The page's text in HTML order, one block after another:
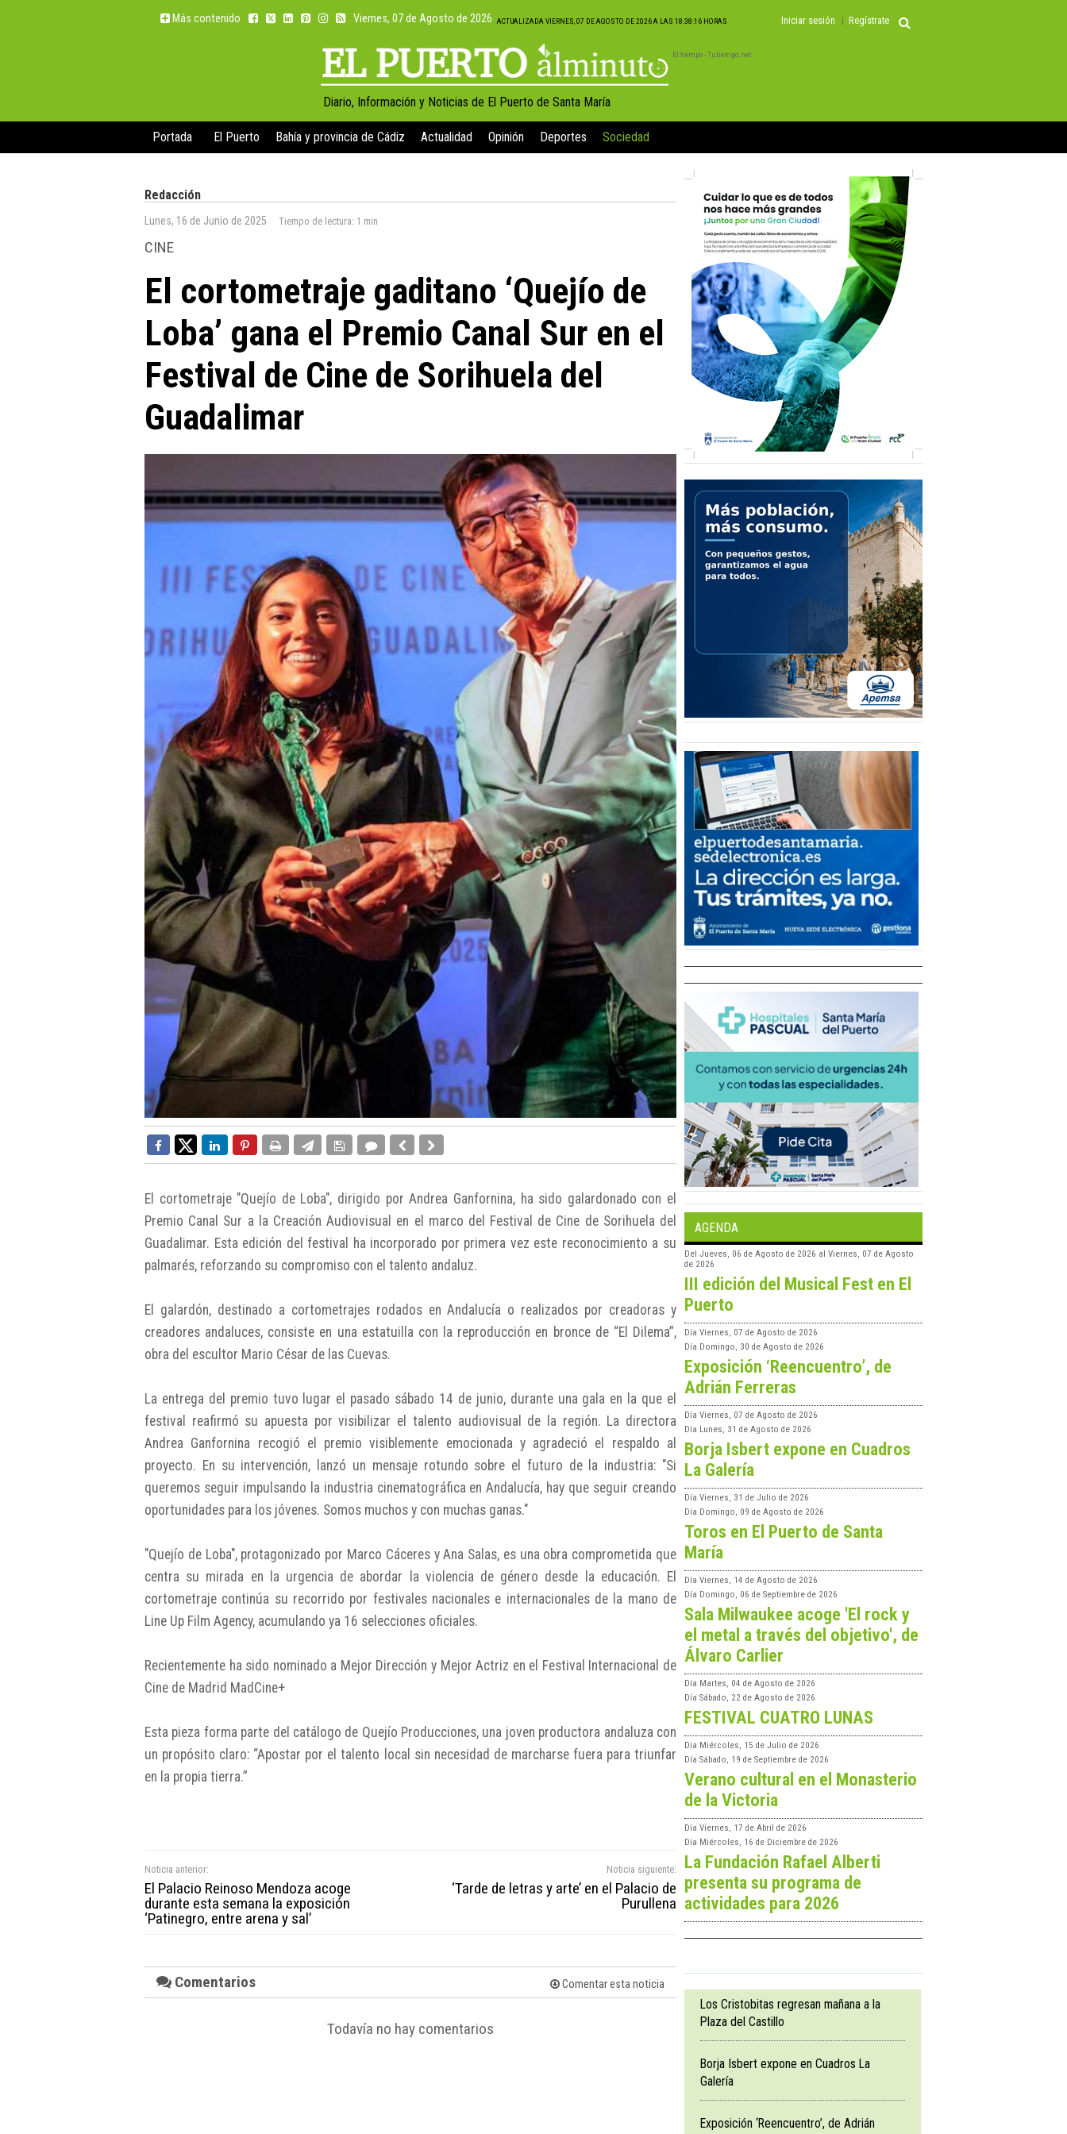
Más contenido Viernes, 07 de Agosto de 2026 ACTUALIZADA VIERNES, 07 DE AGOSTO DE 2026 A LAS 18:38:16 HORAS Iniciar sesión Regístrate
Diario, Información y Noticias de El Puerto de Santa María
El tiempo - Tutiempo.net
Portada El Puerto Bahía y provincia de Cádiz Actualidad Opinión Deportes Sociedad
Redacción
Lunes, 16 de Junio de 2025 Tiempo de lectura: 1 min
CINE
El cortometraje gaditano ‘Quejío de
Loba’ gana el Premio Canal Sur en el
Festival de Cine de Sorihuela del
Guadalimar
El cortometraje "Quejío de Loba", dirigido por Andrea Ganfornina, ha sido galardonado con el
Premio Canal Sur a la Creación Audiovisual en el marco del Festival de Cine de Sorihuela del
Guadalimar. Esta edición del festival ha incorporado por primera vez este reconocimiento a su
palmarés, reforzando su compromiso con el talento andaluz.
El galardón, destinado a cortometrajes rodados en Andalucía o realizados por creadoras y
creadores andaluces, consiste en una estatuilla con la reproducción en bronce de “El Dilema”,
obra del escultor Mario César de las Cuevas.
La entrega del premio tuvo lugar el pasado sábado 14 de junio, durante una gala en la que el
festival reafirmó su apuesta por visibilizar el talento audiovisual de la región. La directora
Andrea Ganfornina recogió el premio visiblemente emocionada y agradeció el respaldo al
proyecto. En su intervención, lanzó un mensaje rotundo sobre el futuro de la industria: "Si
queremos seguir impulsando la industria cinematográfica en Andalucía, hay que seguir creando
oportunidades para los jóvenes. Somos muchos y con muchas ganas."
"Quejío de Loba", protagonizado por Marco Cáceres y Ana Salas, es una obra comprometida que
centra su mirada en la urgencia de abordar la violencia de género desde la educación. El
cortometraje continúa su recorrido por festivales nacionales e internacionales de la mano de
Line Up Film Agency, acumulando ya 16 selecciones oficiales.
Recientemente ha sido nominado a Mejor Dirección y Mejor Actriz en el Festival Internacional de
Cine de Madrid MadCine+
Esta pieza forma parte del catálogo de Quejío Producciones, una joven productora andaluza con
un propósito claro: “Apostar por el talento local sin necesidad de marcharse fuera para triunfar
en la propia tierra.”
Noticia anterior:
El Palacio Reinoso Mendoza acoge
durante esta semana la exposición
‘Patinegro, entre arena y sal’
Noticia siguiente:
‘Tarde de letras y arte’ en el Palacio de
Purullena
Comentarios Comentar esta noticia
Todavía no hay comentarios
AGENDA
Del Jueves, 06 de Agosto de 2026 al Viernes, 07 de Agosto
de 2026
III edición del Musical Fest en El
Puerto
Día Viernes, 07 de Agosto de 2026
Día Domingo, 30 de Agosto de 2026
Exposición ‘Reencuentro’, de
Adrián Ferreras
Día Viernes, 07 de Agosto de 2026
Día Lunes, 31 de Agosto de 2026
Borja Isbert expone en Cuadros
La Galería
Día Viernes, 31 de Julio de 2026
Día Domingo, 09 de Agosto de 2026
Toros en El Puerto de Santa
María
Día Viernes, 14 de Agosto de 2026
Día Domingo, 06 de Septiembre de 2026
Sala Milwaukee acoge 'El rock y
el metal a través del objetivo', de
Álvaro Carlier
Día Martes, 04 de Agosto de 2026
Día Sábado, 22 de Agosto de 2026
FESTIVAL CUATRO LUNAS
Día Miércoles, 15 de Julio de 2026
Día Sábado, 19 de Septiembre de 2026
Verano cultural en el Monasterio
de la Victoria
Día Viernes, 17 de Abril de 2026
Día Miércoles, 16 de Diciembre de 2026
La Fundación Rafael Alberti
presenta su programa de
actividades para 2026
Los Cristobitas regresan mañana a la
Plaza del Castillo
Borja Isbert expone en Cuadros La
Galería
Exposición ‘Reencuentro’, de Adrián